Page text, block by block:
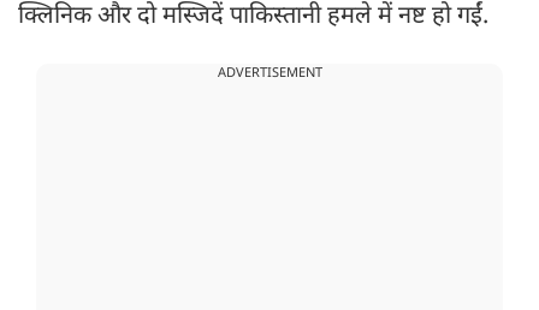
क्लिनिक और दो मस्जिदें पाकिस्तानी हमले में नष्ट हो गईं.
ADVERTISEMENT